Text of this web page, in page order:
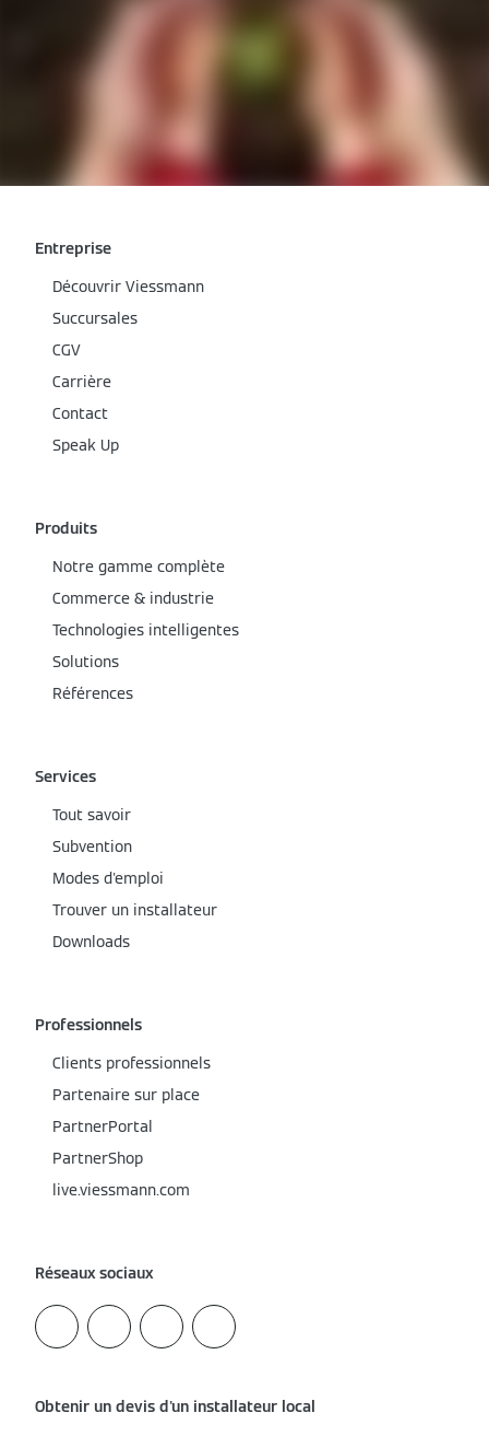
Entreprise
Découvrir Viessmann
Succursales
CGV
Carrière
Contact
Speak Up
Produits
Notre gamme complète
Commerce & industrie
Technologies intelligentes
Solutions
Références
Services
Tout savoir
Subvention
Modes d'emploi
Trouver un installateur
Downloads
Professionnels
Clients professionnels
Partenaire sur place
PartnerPortal
PartnerShop
live.viessmann.com
Réseaux sociaux
Obtenir un devis d'un installateur local